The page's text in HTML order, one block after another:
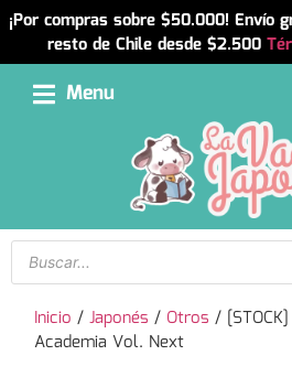
¡Por compras sobre $50.000! Envío
resto de Chile desde $2.500
Menu
Inicio /Japonés / Otros /
Academia Vol. Next